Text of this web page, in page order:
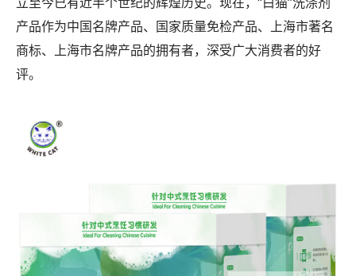
产品作为中国名牌产品、国家质量免检产品、上海市著名
商标、上海市名牌产品的拥有者，深受广大消费者的好
评。